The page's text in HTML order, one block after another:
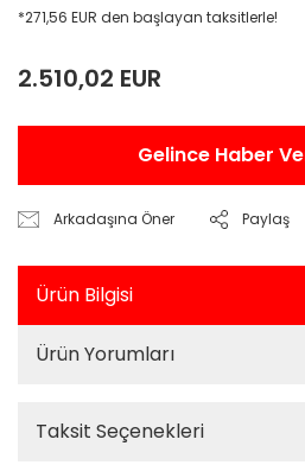
*271,56 EUR den başlayan taksitlerle!
2.510,02 EUR
Gelince Haber
Arkadaşına Öner Paylaş
Ürün Bilgisi
Ürün Yorumları
Taksit Seçenekleri